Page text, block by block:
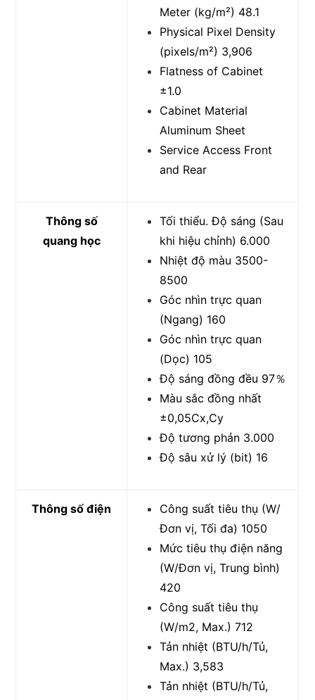
Meter (kg/m²) 48.1
Physical Pixel Density
(pixels/m²) 3,906
Flatness of Cabinet
±1.0
Cabinet Material
Aluminum Sheet
Service Access Front
and Rear
Thông số
quang học
Tối thiểu. Độ sáng (Sau
khi hiệu chỉnh) 6.000
Nhiệt độ màu 3500-
8500
Góc nhìn trực quan
(Ngang) 160
Góc nhìn trực quan
(Dọc) 105
Độ sáng đồng đều 97％
Màu sắc đồng nhất
±0,05Cx,Cy
Độ tương phản 3.000
Độ sâu xử lý (bit) 16
Thông số điện
Công suất tiêu thụ (W/
Đơn vị, Tối đa) 1050
Mức tiêu thụ điện năng
(W/Đơn vị, Trung bình)
420
Công suất tiêu thụ
(W/m2, Max.) 712
Tản nhiệt (BTU/h/Tủ,
Max.) 3,583
Tản nhiệt (BTU/h/Tủ,